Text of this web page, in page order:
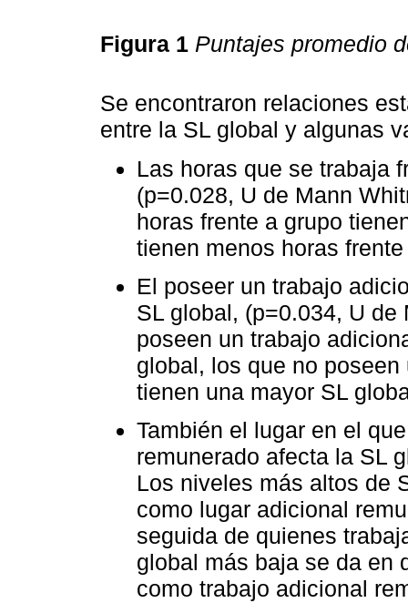
Figura 1 Puntajes promedio
Se encontraron relaciones
entre la SL global y algunas
Las horas que se trabaja
(p=0.028, U de Mann
horas frente a grupo
tienen menos horas
El poseer un trabajo
SL global, (p=0.034, U
poseen un trabajo
global, los que no
tienen una mayor SL
También el lugar en el
remunerado afecta la SL
Los niveles más altos de
como lugar adicional
seguida de quienes
global más baja se da en
como trabajo adicional